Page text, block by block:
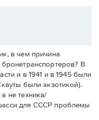
в чем причина
В
и в 1941 и в 1945 были
были экзотикой).
не техника/
для СССР проблемы